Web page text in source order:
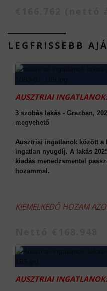
LEGFRISSEBB
AUSZTRIAI INGATLANOK:
3 szobás lakás - Grazban,
megvehető
Ausztriai ingatlanok között a
ingatlan nyugdíj. A lakás
kiadás menedzsmentel
hozammal.
KIEMELKEDŐ HOZAM
AUSZTRIAI INGATLANOK: